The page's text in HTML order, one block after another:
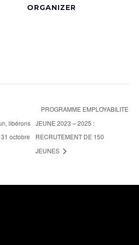
ORGANIZER
libérons
octobre
PROGRAMME EMPLOYABILITE
JEUNE 2023 – 2025 :
RECRUTEMENT DE 150
JEUNES